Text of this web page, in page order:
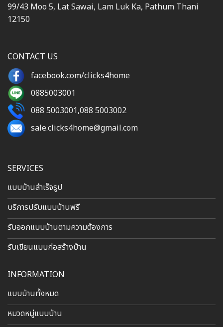
99/43 Moo 5, Lat Sawai, Lam Luk Ka, Pathum Thani
12150
SERVICES
แบบบ้านสำเร็จรูป
บริการปรับแบบบ้านฟรี
รับออกแบบบ้านตามความต้องการ
รับเขียนแบบก่อสร้างบ้าน
INFORMATION
แบบบ้านทั้งหมด
หมวดหมู่แบบบ้าน
CONTACT US
facebook.com/clicks4home
0885003001
088 5003001,088 5003002
sale.clicks4home@gmail.com